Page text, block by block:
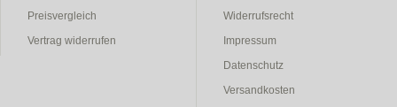
Preisvergleich
Vertrag widerrufen
Widerrufsrecht
Impressum
Datenschutz
Versandkosten